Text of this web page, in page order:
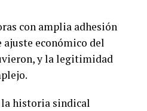
con amplia adhesión
ajuste económico del
y la legitimidad
la historia sindical